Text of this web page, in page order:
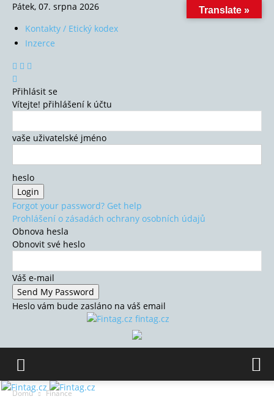
Pátek, 07. srpna 2026
Kontakty / Etický kodex
Inzerce
Přihlásit se
Vítejte! přihlášení k účtu
vaše uživatelské jméno
heslo
Forgot your password? Get help
Prohlášení o zásadách ochrany osobních údajů
Obnova hesla
Obnovit své heslo
Váš e-mail
Heslo vám bude zasláno na váš email
fintag.cz
Domů Finance
Translate »